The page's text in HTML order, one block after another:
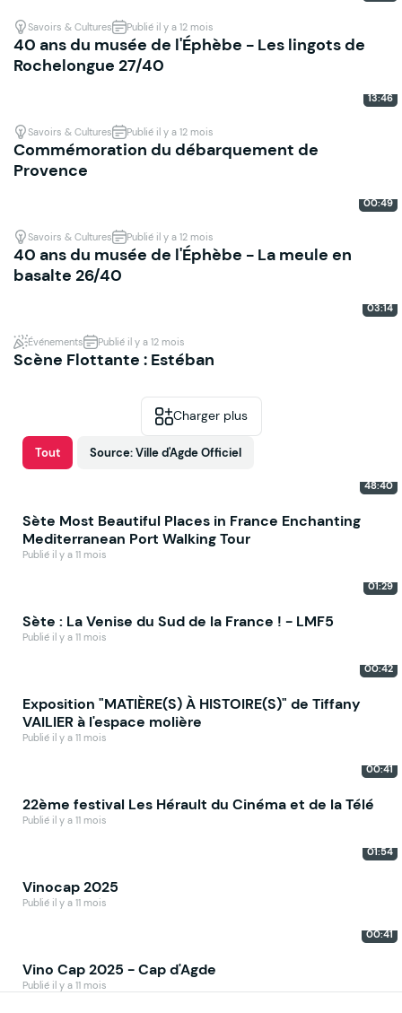
Savoirs & Cultures Publié il y a 12 mois
40 ans du musée de l'Éphèbe - Les lingots de
Rochelongue 27/40
13:46
Savoirs & Cultures Publié il y a 12 mois
Commémoration du débarquement de
Provence
00:49
Savoirs & Cultures Publié il y a 12 mois
40 ans du musée de l'Éphèbe - La meule en
basalte 26/40
03:14
Événements Publié il y a 12 mois
Scène Flottante : Estéban
Charger plus
Tout Source: Ville d'Agde Officiel
48:40
Sète Most Beautiful Places in France Enchanting
Mediterranean Port Walking Tour
Publié il y a 11 mois
01:29
Sète : La Venise du Sud de la France ! - LMF5
Publié il y a 11 mois
00:42
Exposition "MATIÈRE(S) À HISTOIRE(S)" de Tiffany
VAILIER à l'espace molière
Publié il y a 11 mois
00:41
22ème festival Les Hérault du Cinéma et de la Télé
Publié il y a 11 mois
01:54
Vinocap 2025
Publié il y a 11 mois
00:41
Vino Cap 2025 - Cap d'Agde
Publié il y a 11 mois